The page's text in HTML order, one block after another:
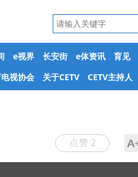
e视界 长安街 e体资讯 育见
视协会 关于CETV CETV主持人
点赞 2